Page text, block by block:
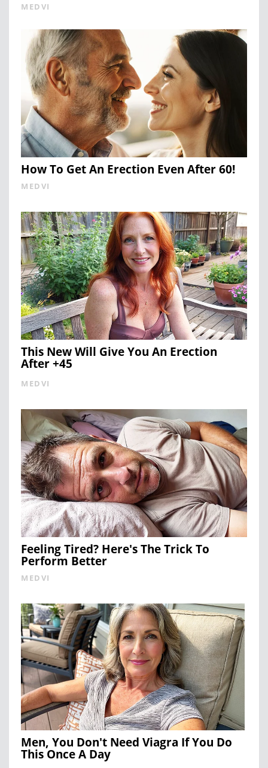
MEDVI
How To Get An Erection Even After 60!
MEDVI
This New Will Give You An Erection
After +45
MEDVI
Feeling Tired? Here's The Trick To
Perform Better
MEDVI
Men, You Don't Need Viagra If You Do
This Once A Day